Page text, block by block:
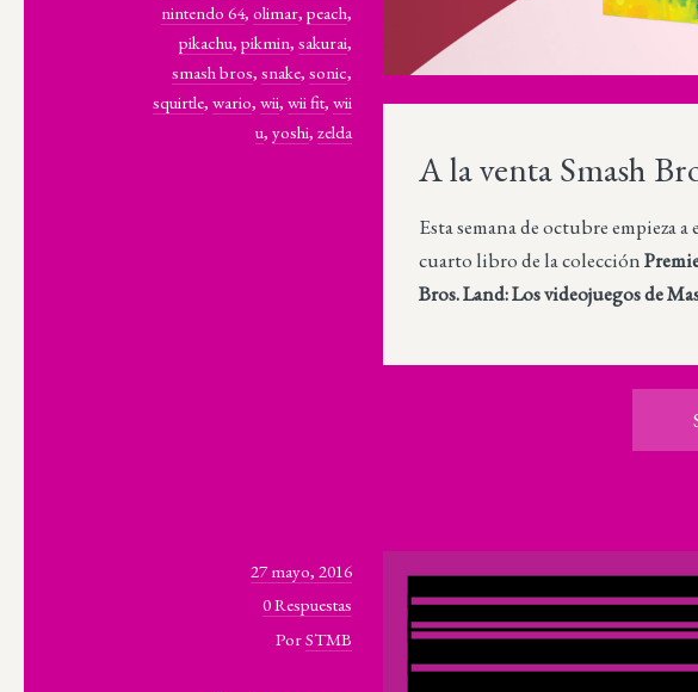
nintendo 64,olimar,peach,
pikachu,pikmin,sakurai,
smash bros,snake,sonic,
squirtle,wario,wii,wii fit,wii
u,yoshi,zelda
A la venta Smash
Esta semana de octubre empieza
cuarto libro de la colección
Bros. Land: Los videojuegos de
27 mayo, 2016
0 Respuestas
PorSTMB